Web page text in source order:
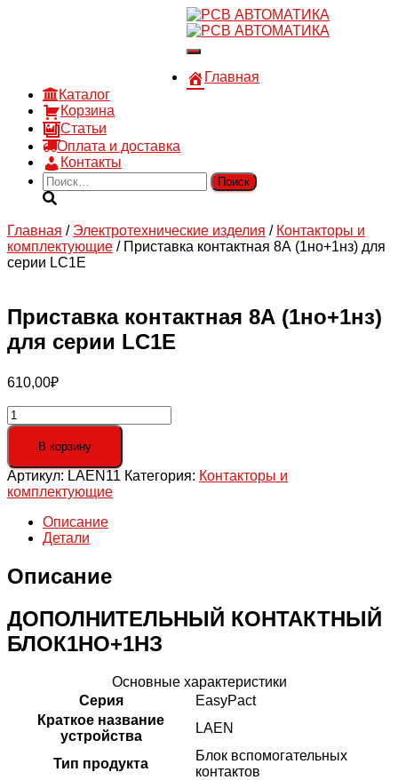
Войти
Переключить
навигацию
Главная
Каталог
Корзина
Статьи
Оплата и доставка
Контакты
Найти:
Главная / Электротехнические изделия / Контакторы и
комплектующие / Приставка контактная 8А (1но+1нз) для
серии LC1E
Приставка контактная 8А (1но+1нз)
для серии LC1E
610,00₽
Количество
товара
Приставка
контактная
8А
(1но+1нз)
серии
LC1E
В корзину
Артикул: LAEN11 Категория: Контакторы и
комплектующие
Описание
Детали
Описание
ДОПОЛНИТЕЛЬНЫЙ КОНТАКТНЫЙ
БЛОК1НО+1НЗ
Основные характеристики
Серия
EasyPact
Краткое название
устройства
LAEN
Тип продукта
Блок вспомогательных
контактов